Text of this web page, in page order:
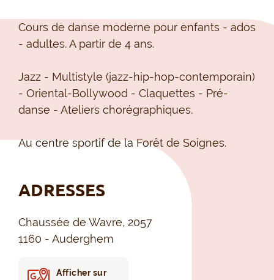
Cours de danse moderne pour enfants - ados
- adultes. A partir de 4 ans.
Jazz - Multistyle (jazz-hip-hop-contemporain)
- Oriental-Bollywood - Claquettes - Pré-
danse - Ateliers chorégraphiques.
Au centre sportif de la Forêt de Soignes.
ADRESSES
Chaussée de Wavre, 2057
1160 - Auderghem
Afficher sur